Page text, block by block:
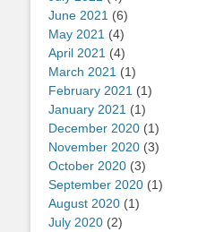
June 2021 (6)
May 2021 (4)
April 2021 (4)
March 2021 (1)
February 2021 (1)
January 2021 (1)
December 2020 (1)
November 2020 (3)
October 2020 (3)
September 2020 (1)
August 2020 (1)
July 2020 (2)